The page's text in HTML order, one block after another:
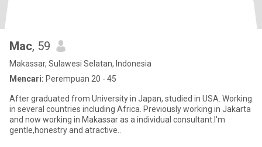
Mac, 59
Makassar, Sulawesi Selatan, Indonesia
Mencari: Perempuan 20 - 45
After graduated from University in Japan, studied in USA. Working
in several countries including Africa. Previously working in Jakarta
and now working in Makassar as a individual consultant.I'm
gentle,honestry and atractive..